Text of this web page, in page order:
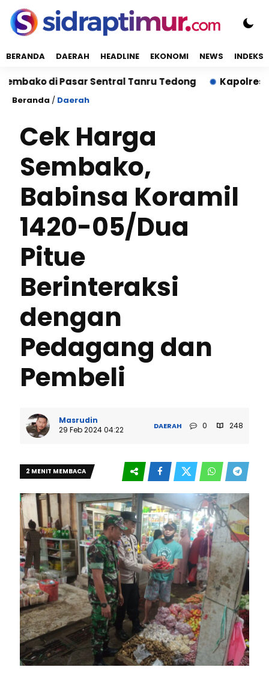
BERANDA DAERAH HEADLINE EKONOMI NEWS INDEKS
di Pasar Sentral Tanru Tedong Kapolres Sidrap
Beranda / Daerah
Cek Harga
Sembako,
Babinsa Koramil
1420-05/Dua
Pitue
Berinteraksi
dengan
Pedagang dan
Pembeli
Masrudin
29 Feb 2024 04:22
DAERAH 0 248
2 MENIT MEMBACA